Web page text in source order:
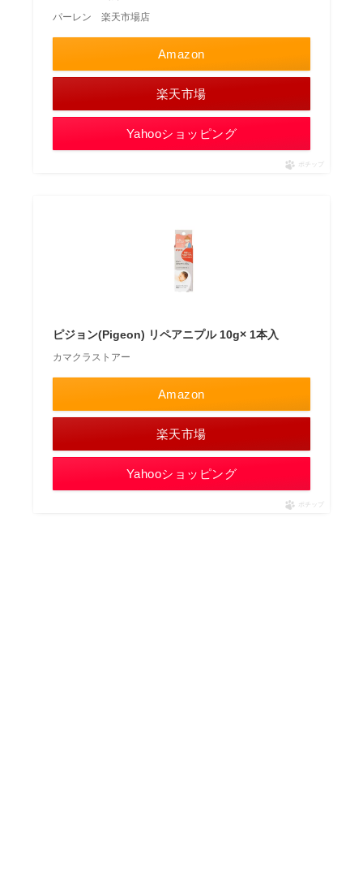
パーレン 楽天市場店
Amazon
楽天市場
Yahooショッピング
ポチップ
ピジョン(Pigeon) リペアニプル 10g× 1本入
カマクラストアー
Amazon
楽天市場
Yahooショッピング
ポチップ